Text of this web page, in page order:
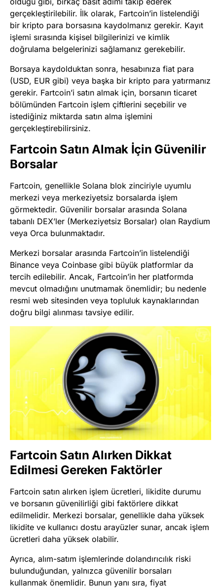
gerçekleştirilebilir. İlk olarak, Fartcoin’in listelendiği
bir kripto para borsasına kaydolmanız gerekir. Kayıt
işlemi sırasında kişisel bilgilerinizi ve kimlik
doğrulama belgelerinizi sağlamanız gerekebilir.
Borsaya kaydolduktan sonra, hesabınıza fiat para
(USD, EUR gibi) veya başka bir kripto para yatırmanız
gerekir. Fartcoin’i satın almak için, borsanın ticaret
bölümünden Fartcoin işlem çiftlerini seçebilir ve
istediğiniz miktarda satın alma işlemini
gerçekleştirebilirsiniz.
Fartcoin Satın Almak İçin Güvenilir
Borsalar
Fartcoin, genellikle Solana blok zinciriyle uyumlu
merkezi veya merkeziyetsiz borsalarda işlem
görmektedir. Güvenilir borsalar arasında Solana
tabanlı DEX’ler (Merkeziyetsiz Borsalar) olan Raydium
veya Orca bulunmaktadır.
Merkezi borsalar arasında Fartcoin’in listelendiği
Binance veya Coinbase gibi büyük platformlar da
tercih edilebilir. Ancak, Fartcoin’in her platformda
mevcut olmadığını unutmamak önemlidir; bu nedenle
resmi web sitesinden veya topluluk kaynaklarından
doğru bilgi alınması tavsiye edilir.
Fartcoin Satın Alırken Dikkat
Edilmesi Gereken Faktörler
Fartcoin satın alırken işlem ücretleri, likidite durumu
ve borsanın güvenilirliği gibi faktörlere dikkat
edilmelidir. Merkezi borsalar, genellikle daha yüksek
likidite ve kullanıcı dostu arayüzler sunar, ancak işlem
ücretleri daha yüksek olabilir.
Ayrıca, alım-satım işlemlerinde dolandırıcılık riski
bulunduğundan, yalnızca güvenilir borsaları
kullanmak önemlidir. Bunun yanı sıra, fiyat